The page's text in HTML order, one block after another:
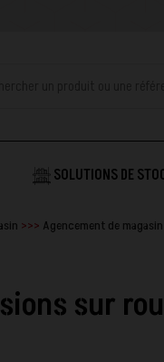
NOTRE
SOLUTIONS DE
Agencement de magasin
sur